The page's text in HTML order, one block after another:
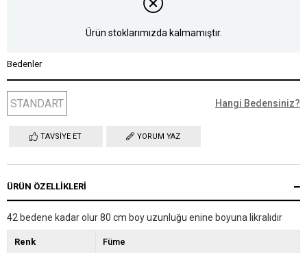
Ürün stoklarımızda kalmamıştır.
Bedenler
STANDART Hangi Bedensiniz?
TAVSIYE ET YORUM YAZ
ÜRÜN ÖZELLIKLERI
42 bedene kadar olur 80 cm boy uzunluğu enine boyuna likralıdır
Renk Füme